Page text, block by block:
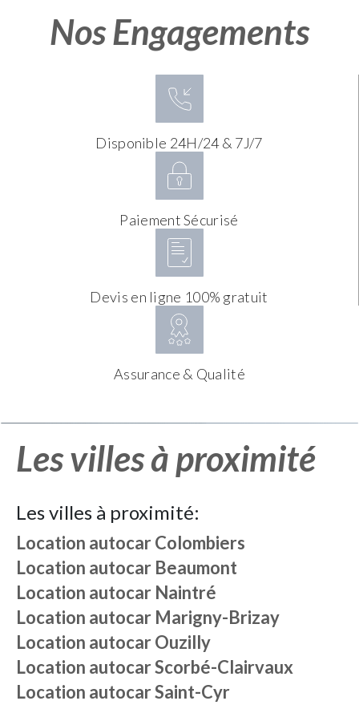
Nos Engagements
Disponible 24H/24 & 7J/7
Paiement Sécurisé
Devis en ligne 100% gratuit
Assurance & Qualité
Les villes à proximité
Les villes à proximité:
Location autocarColombiers
Location autocar Beaumont
Location autocar Naintré
Location autocar Marigny-Brizay
Location autocarOuzilly
Location autocarScorbé-Clairvaux
Location autocarSaint-Cyr